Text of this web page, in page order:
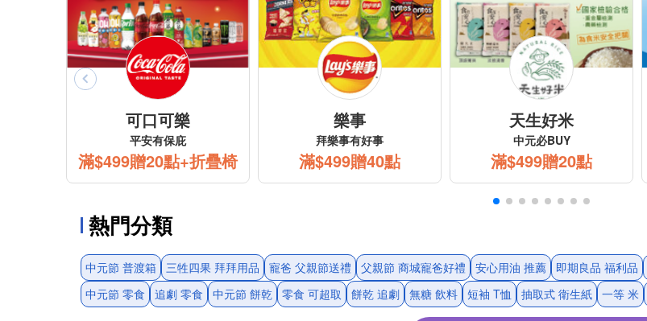
可口可樂
平安有保庇
滿$499贈20點+折疊椅
樂事
拜樂事有好事
滿$499贈40點
天生好米
中元必BUY
滿$499贈20點
熱門分類
中元節 普渡箱 三牲四果 拜拜用品 寵爸 父親節送禮 父親節 商城寵爸好禮 安心用油 推薦 即期良品 福利品
中元節 零食
追劇 零食 中元節 餅乾 零食 可超取 餅乾 追劇 無糖 飲料 短袖 T恤 抽取式 衛生紙 一等 米